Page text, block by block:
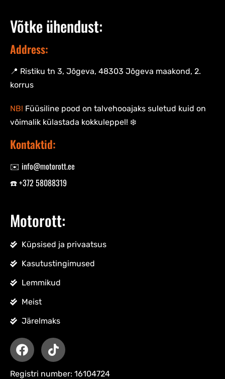
Võtke ühendust:
Address:
📍 Ristiku tn 3, Jõgeva, 48303 Jõgeva maakond, 2.
korrus
NB! Füüsiline pood on talvehooajaks suletud kuid on
võimalik külastada kokkuleppel! ❄️
Kontaktid:
✉️ info@motorott.ee
☎️ +372 58088319
Motorott:
Küpsised ja privaatsus
Kasutustingimused
Lemmikud
Meist
Järelmaks
Registri number: 16104724